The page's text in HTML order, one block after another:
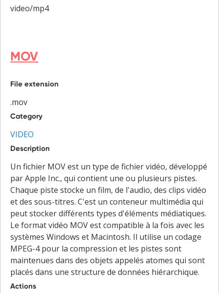
video/mp4
MOV
File extension
.mov
Category
VIDEO
Description
Un fichier MOV est un type de fichier vidéo, développé
par Apple Inc., qui contient une ou plusieurs pistes.
Chaque piste stocke un film, de l'audio, des clips vidéo
et des sous-titres. C'est un conteneur multimédia qui
peut stocker différents types d'éléments médiatiques.
Le format vidéo MOV est compatible à la fois avec les
systèmes Windows et Macintosh. Il utilise un codage
MPEG-4 pour la compression et les pistes sont
maintenues dans des objets appelés atomes qui sont
placés dans une structure de données hiérarchique.
Actions